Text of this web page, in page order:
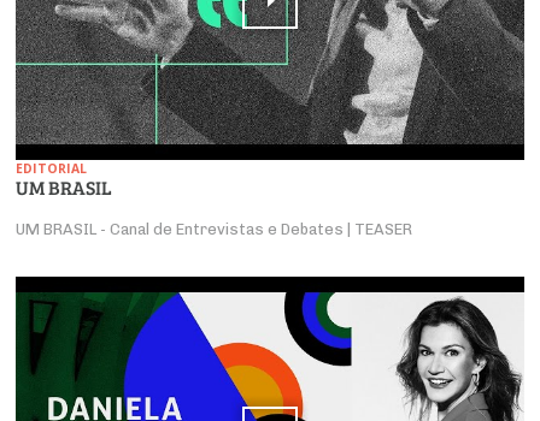
EDITORIAL
UM BRASIL
UM BRASIL - Canal de Entrevistas e Debates | TEASER